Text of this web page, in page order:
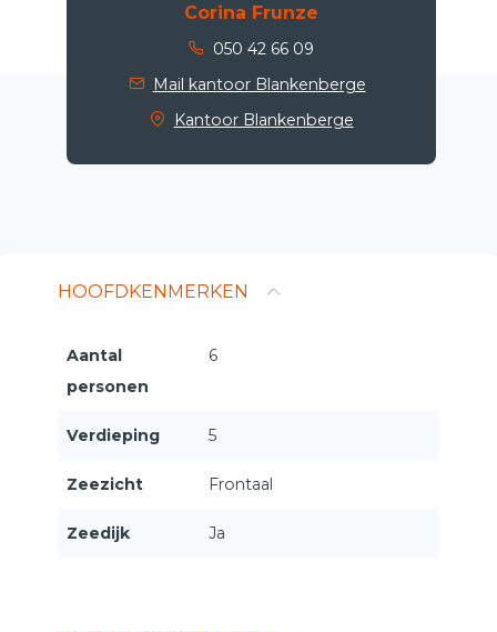
Corina Frunze
050 42 66 09
Mail kantoor Blankenberge
Kantoor Blankenberge
HOOFDKENMERKEN
Aantal
personen
6
Verdieping 5
Zeezicht Frontaal
Zeedijk Ja